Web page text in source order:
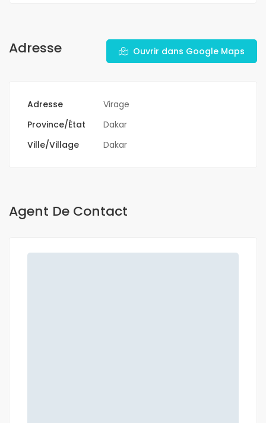
Adresse Ouvrir dans Google Maps
Adresse
Virage
Province/État
Dakar
Ville/Village
Dakar
Agent De Contact